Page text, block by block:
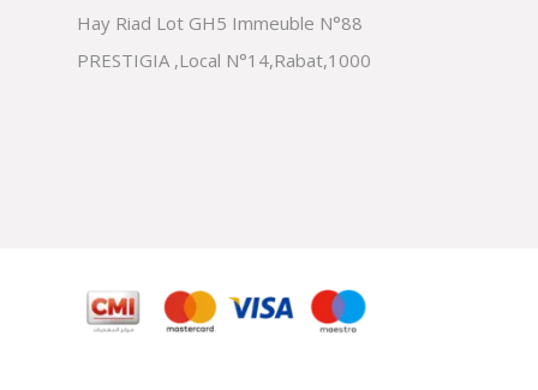
Hay Riad Lot GH5 Immeuble N°88
PRESTIGIA ,Local N°14,Rabat,1000